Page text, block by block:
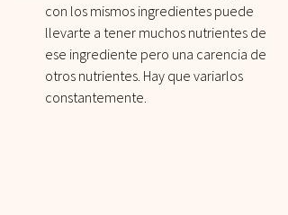
con los mismos ingredientes puede
llevarte a tener muchos nutrientes de
ese ingrediente pero una carencia de
otros nutrientes. Hay que variarlos
constantemente.